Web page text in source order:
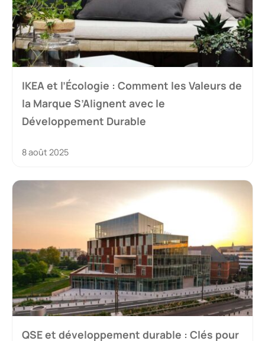
IKEA et l’Écologie : Comment les Valeurs de
la Marque S’Alignent avec le
Développement Durable
8 août 2025
QSE et développement durable : Clés pour